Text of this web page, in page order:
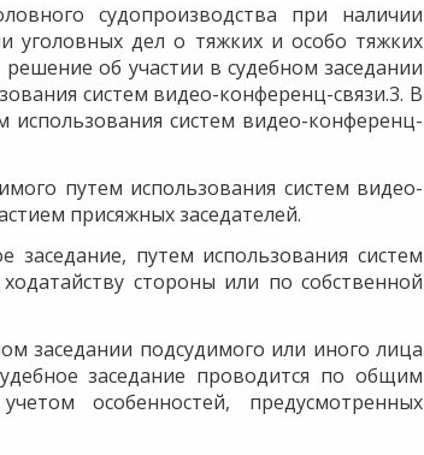
судопроизводства при наличии
уголовных дел о тяжких и особо тяжких
об участии в судебном заседании
систем видео-конференц-связи.3. В
использования систем видео-конференц-
путем использования систем видео-
присяжных заседателей.
путем использования систем
стороны или по собственной
заседании подсудимого или иного лица
заседание проводится по общим
особенностей, предусмотренных